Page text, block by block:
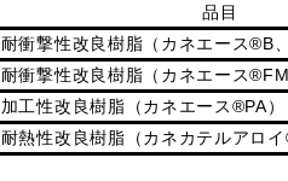
品目
耐衝撃性改良樹脂（カネエース®B
耐衝撃性改良樹脂（カネエース®FM
加工性改良樹脂（カネエース®PA）
耐熱性改良樹脂（カネカテルアロイ